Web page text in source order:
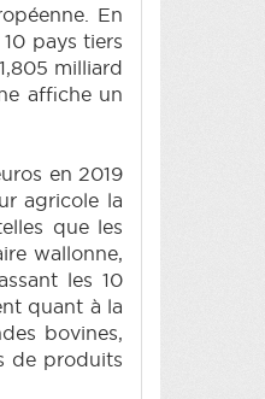
En
pays tiers
milliard
affiche un
en 2019
agricole la
que les
wallonne,
les 10
quant à la
bovines,
de produits